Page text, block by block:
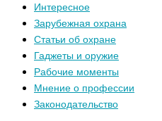
Интересное
Зарубежная охрана
Статьи об охране
Гаджеты и оружие
Рабочие моменты
Мнение о профессии
Законодательство